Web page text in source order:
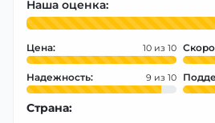
Наша оценка:
Цена: 10
Надежность: 9
Страна: